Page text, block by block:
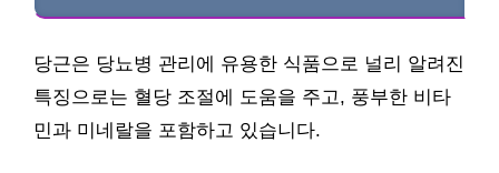
당근은 당뇨병 관리에 유용한 식품으로 널리 알려진
특징으로는 혈당 조절에 도움을 주고, 풍부한 비타
민과 미네랄을 포함하고 있습니다.